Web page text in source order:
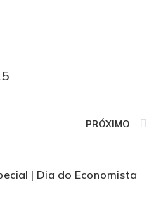
PRÓXIMO
| Dia do Economista